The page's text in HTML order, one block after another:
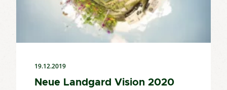
19.12.2019
Neue Landgard Vision 2020